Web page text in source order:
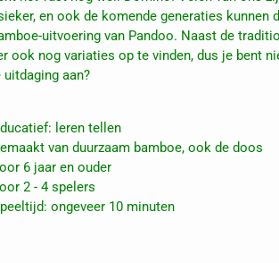
en ook de komende generaties kunnen
uitvoering van Pandoo. Naast de
ook nog variaties op te vinden, dus je bent
uitdaging aan?
leren tellen
van duurzaam bamboe, ook de doos
6 jaar en ouder
2 - 4 spelers
ongeveer 10 minuten